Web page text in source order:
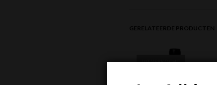
GERELATEERDE PRODUCTEN
UITVERKOCHT